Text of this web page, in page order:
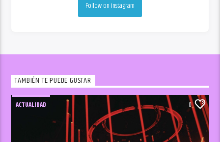
Follow on Instagram
TAMBIÉN TE PUEDE GUSTAR
ACTUALIDAD 0